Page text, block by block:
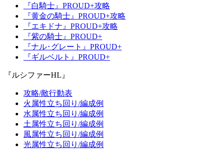
『白騎士』PROUD+攻略
『黄金の騎士』PROUD+攻略
『エキドナ』PROUD+攻略
『紫の騎士』PROUD+
『ナル･グレート』PROUD+
『ギルベルト』PROUD+
『ルシファーHL』
攻略/敵行動表
火属性立ち回り/編成例
水属性立ち回り/編成例
土属性立ち回り/編成例
風属性立ち回り/編成例
光属性立ち回り/編成例